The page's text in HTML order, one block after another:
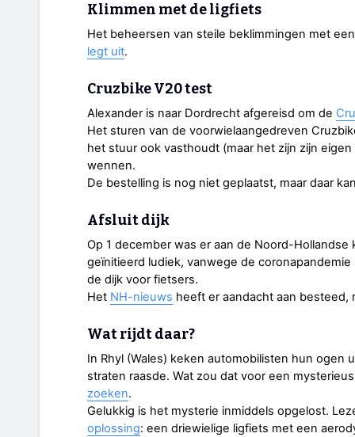
Klimmen met de ligfiets
Het beheersen van steile beklimmingen met
legt uit.
Cruzbike V20 test
Alexander is naar Dordrecht afgereisd om de
Het sturen van de voorwielaangedreven
het stuur ook vasthoudt (maar het zijn zijn
wennen.
De bestelling is nog niet geplaatst, maar daar
Afsluit dijk
Op 1 december was er aan de Noord-
geïnitieerd ludiek, vanwege de
de dijk voor fietsers.
Het NH-nieuws heeft er aandacht aan besteed,
Wat rijdt daar?
In Rhyl (Wales) keken automobilisten hun
straten raasde. Wat zou dat voor een
zoeken.
Gelukkig is het mysterie inmiddels opgelost.
oplossing: een driewielige ligfiets met een